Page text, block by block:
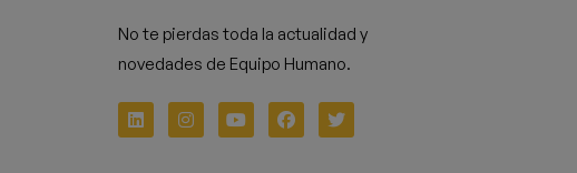
No te pierdas toda la actualidad y
novedades de Equipo Humano.